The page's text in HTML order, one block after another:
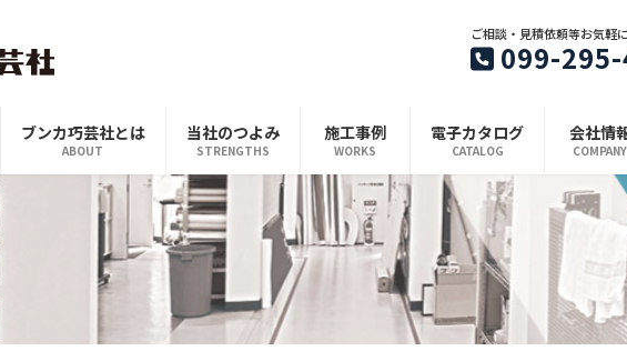
ご相談・見積依頼等お気軽
099-
ブンカ巧芸社とは
ABOUT
当社のつよみ
STRENGTHS
施工事例
WORKS
電子カタログ
CATALOG
会社情
COMPANY